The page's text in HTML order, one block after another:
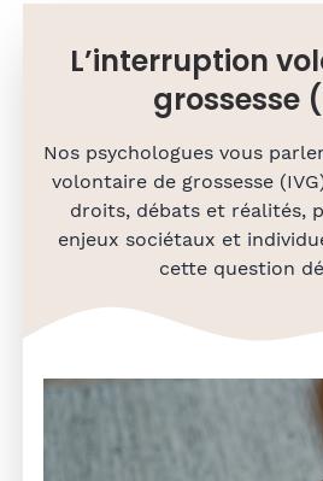
L’interruption
grossesse
Nos psychologues vous
volontaire de grossesse
droits, débats et réalités,
enjeux sociétaux et
cette question